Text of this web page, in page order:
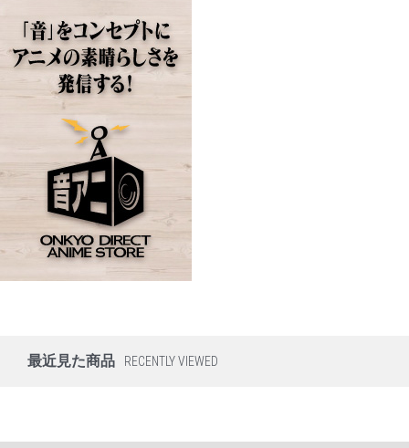
最近見た商品 RECENTLY VIEWED